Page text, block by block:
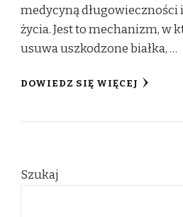
medycyną
życia. Jest to mechanizm, w
usuwa uszkodzone białka, …
DOWIEDZ SIĘ WIĘCEJ
Szukaj